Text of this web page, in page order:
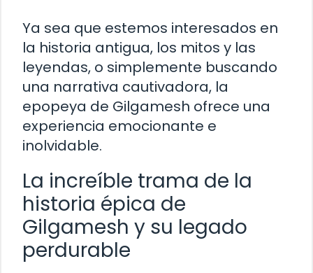
Ya sea que estemos interesados en
la historia antigua, los mitos y las
leyendas, o simplemente buscando
una narrativa cautivadora, la
epopeya de Gilgamesh ofrece una
experiencia emocionante e
inolvidable.
La increíble trama de la
historia épica de
Gilgamesh y su legado
perdurable